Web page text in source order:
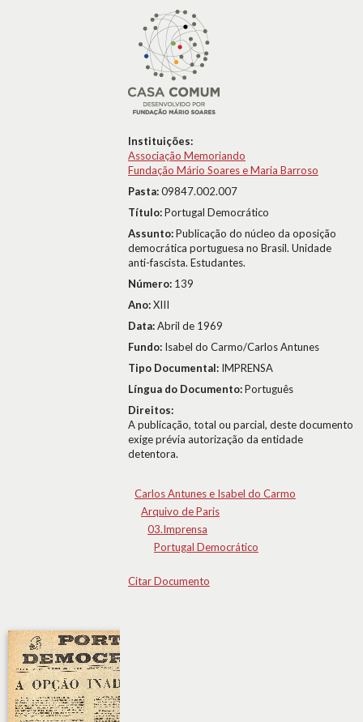
Instituições:
Associação Memoriando
Fundação Mário Soares e Maria Barroso
Pasta:09847.002.007
Título:Portugal Democrático
Assunto:Publicação do núcleo da oposição
democrática portuguesa no Brasil. Unidade
anti-fascista. Estudantes.
Número: 139
Ano:XIII
Data:Abril de 1969
Fundo: Isabel do Carmo/Carlos Antunes
Tipo Documental: IMPRENSA
Língua do Documento:Português
Direitos:
A publicação, total ou parcial, deste documento
exige prévia autorização da entidade
detentora.
Carlos Antunes e Isabel do Carmo
Arquivo de Paris
03.Imprensa
Portugal Democrático
Citar Documento